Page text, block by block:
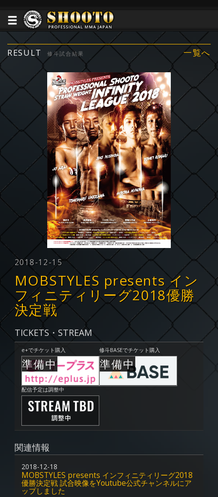
RESULT 修斗試合結果 一覧へ
2018-12-15
MOBSTYLES presents イン
フィニティリーグ2018優勝
決定戦
TICKETS・STREAM
e+でチケット購入 修斗BASEでチケット購入
配信予定は調整中
関連情報
2018-12-18
MOBSTYLES presents インフィニティリーグ2018
優勝決定戦 試合映像をYoutube公式チャンネルにア
ップしました